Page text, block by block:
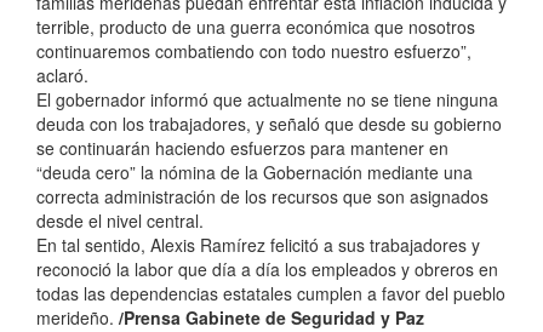
terrible, producto de una guerra económica que nosotros
continuaremos combatiendo con todo nuestro esfuerzo”,
aclaró.
El gobernador informó que actualmente no se tiene ninguna
deuda con los trabajadores, y señaló que desde su gobierno
se continuarán haciendo esfuerzos para mantener en
“deuda cero” la nómina de la Gobernación mediante una
correcta administración de los recursos que son asignados
desde el nivel central.
En tal sentido, Alexis Ramírez felicitó a sus trabajadores y
reconoció la labor que día a día los empleados y obreros en
todas las dependencias estatales cumplen a favor del pueblo
merideño. /Prensa Gabinete de Seguridad y Paz